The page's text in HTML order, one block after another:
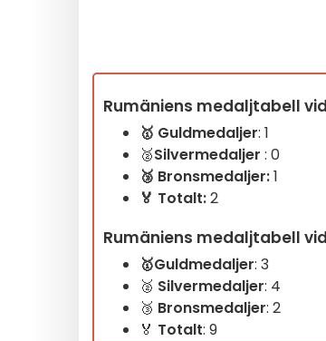
Rumäniens medaljtabell
🥇 Guldmedaljer: 1
🥈Silvermedaljer : 0
🥉 Bronsmedaljer:1
🏅 Totalt:2
Rumäniens medaljtabell
🥇Guldmedaljer: 3
🥈 Silvermedaljer: 4
🥉 Bronsmedaljer: 2
🏅 Totalt: 9